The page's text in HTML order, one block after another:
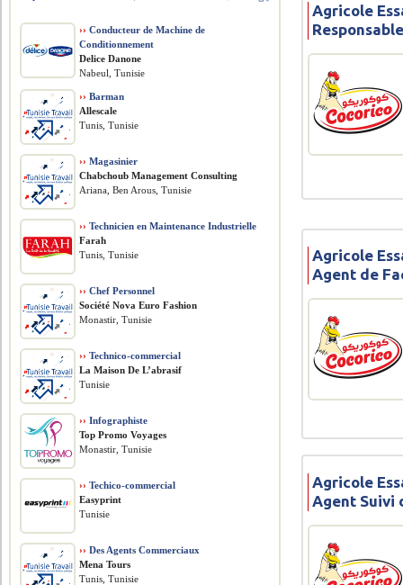
Agricole
Agricole
Agent de
Agricole
Agent Suivi
›› Conducteur de Machine de
Conditionnement
Delice Danone
Nabeul, Tunisie
›› Barman
Allescale
Tunis, Tunisie
›› Magasinier
Chabchoub Management Consulting
Ariana, Ben Arous, Tunisie
›› Technicien en Maintenance Industrielle
Farah
Tunis, Tunisie
›› Chef Personnel
Société Nova Euro Fashion
Monastir, Tunisie
›› Technico-commercial
La Maison De L’abrasif
Tunisie
›› Infographiste
Top Promo Voyages
Monastir, Tunisie
›› Techico-commercial
Easyprint
Tunisie
›› Des Agents Commerciaux
Mena Tours
Tunis, Tunisie